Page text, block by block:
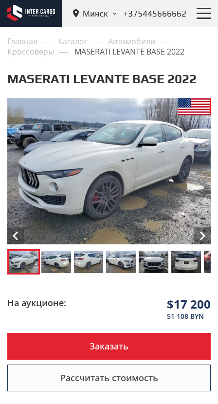
Минск +375445666662
Главная Каталог
Автомобили
Кроссоверы
MASERATI LEVANTE BASE 2022
MASERATI LEVANTE BASE 2022
На аукционе: $17 200
51 108 BYN
Заказать
Рассчитать стоимость